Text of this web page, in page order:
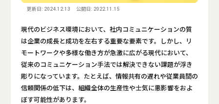
更新日: 2024.12.13 公開日: 2022.11.15
現代のビジネス環境において、社内コミュニケーションの質
は企業の成長と成功を左右する重要な要素です。しかし、リ
モートワークや多様な働き方が急激に広がる現代において、
従来のコミュニケーション手法では解決できない課題が浮き
彫りになっています。たとえば、情報共有の遅れや従業員間の
信頼関係の低下は、組織全体の生産性や士気に悪影響をおよ
ぼす可能性があります。